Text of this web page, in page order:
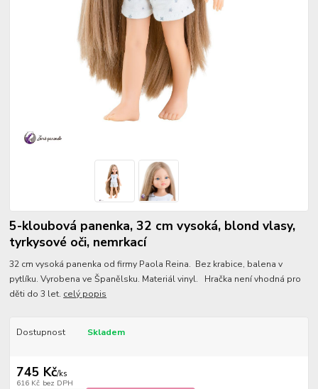
5-kloubová panenka, 32 cm vysoká, blond vlasy,
tyrkysové oči, nemrkací
32 cm vysoká panenka od firmy Paola Reina. Bez krabice, balena v
pytlíku. Vyrobena ve Španělsku. Materiál vinyl. Hračka není vhodná pro
děti do 3 let. celý popis
Dostupnost Skladem
745 Kč/ks
616 Kč bez DPH